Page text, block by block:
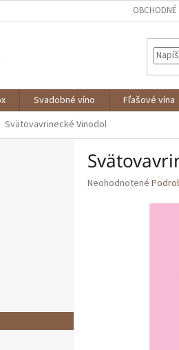
Svadobné víno Fľašové vína
Svätovavrinecké Vinodol
Priemerné
Neohodnotené